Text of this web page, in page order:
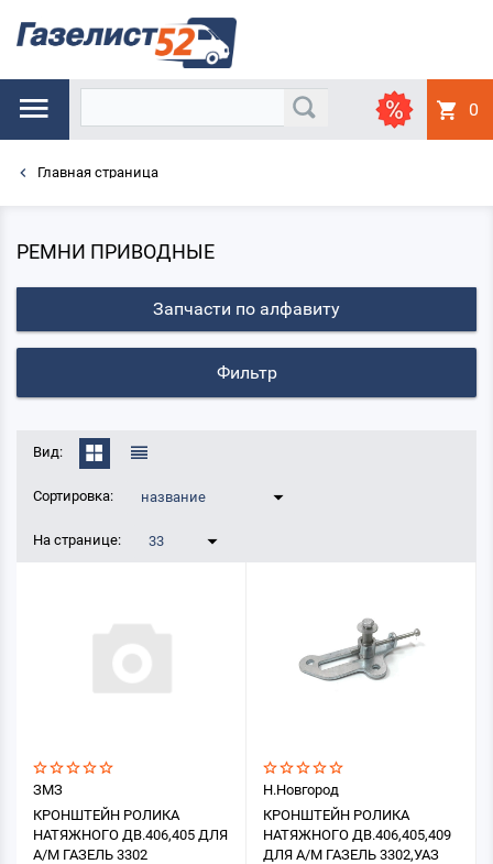
0
Главная страница
РЕМНИ ПРИВОДНЫЕ
Запчасти по алфавиту
Фильтр
Вид:
Сортировка: название
На странице: 33
ЗМЗ
КРОНШТЕЙН РОЛИКА
НАТЯЖНОГО ДВ.406,405 ДЛЯ
А/М ГАЗЕЛЬ 3302
Н.Новгород
КРОНШТЕЙН РОЛИКА
НАТЯЖНОГО ДВ.406,405,409
ДЛЯ А/М ГАЗЕЛЬ 3302,УАЗ